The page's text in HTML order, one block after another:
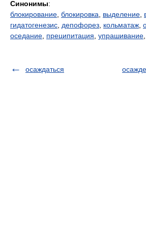
Синонимы:
блокирование блокировка выделение
гидатогенезис депофорез кольматаж
оседание преципитация упрашивание
осаждаться